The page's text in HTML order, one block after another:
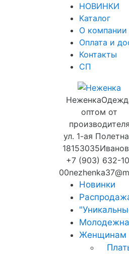
НОВИНКИ
Каталог
О компании
Оплата и
Контакты
СП
Неженка
оптом от
производителя
ул. 1-ая
18153035
+7 (903) 632-
00
Новинки
Женщинам